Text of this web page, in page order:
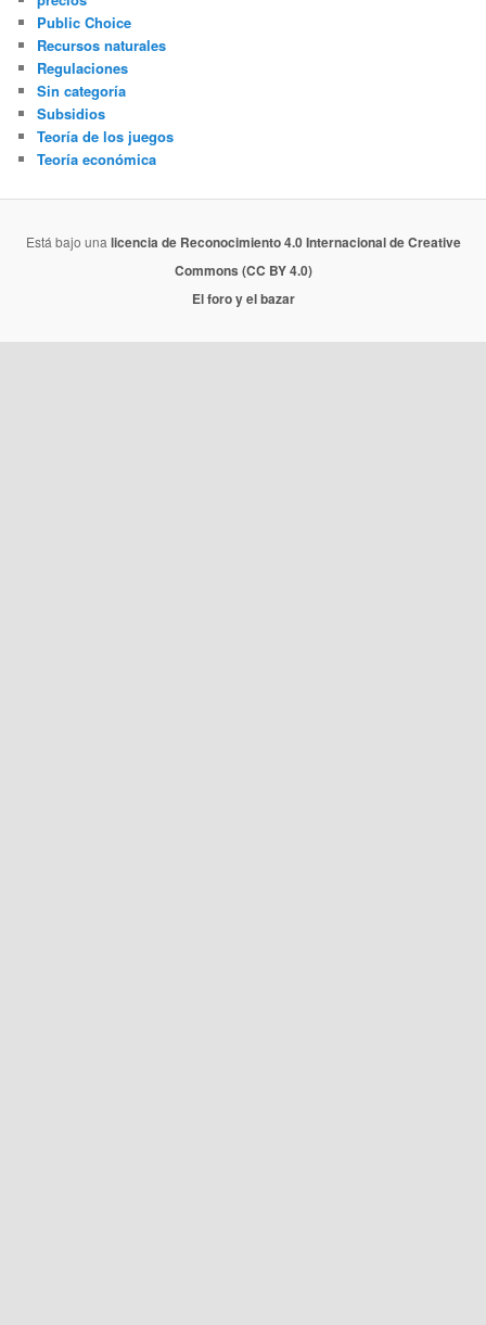
Public Choice
Recursos naturales
Regulaciones
Sin categoría
Subsidios
Teoría de los juegos
Teoría económica
Está bajo unalicencia de Reconocimiento 4.0 Internacional de Creative
Commons (CC BY 4.0)
El foro y el bazar